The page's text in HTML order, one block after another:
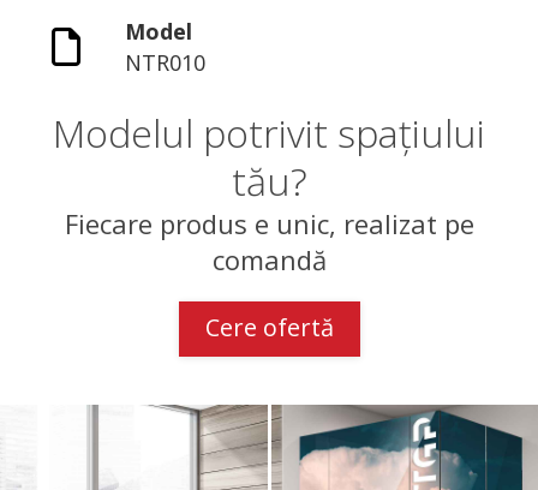
Model
NTR010
Modelul potrivit spațiului
tău?
Fiecare produs e unic, realizat pe
comandă
Cere ofertă